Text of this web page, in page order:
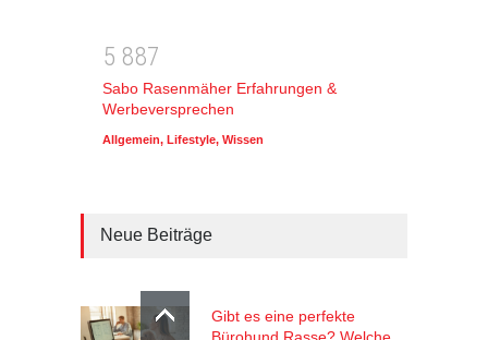
5 887
Sabo Rasenmäher Erfahrungen &
Werbeversprechen
Allgemein, Lifestyle, Wissen
Neue Beiträge
Gibt es eine perfekte